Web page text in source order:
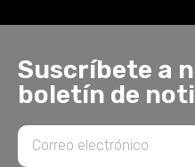
Suscríbete a
boletín de